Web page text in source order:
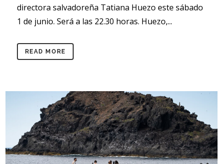
directora salvadoreña Tatiana Huezo este sábado
1 de junio. Será a las 22.30 horas. Huezo,...
READ MORE